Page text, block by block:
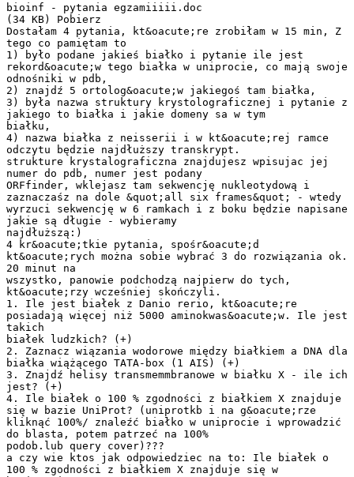
bioinf - pytania egzamiiiii.doc
(34 KB) Pobierz
Dostałam 4 pytania, kt&oacute;re zrobiłam w 15 min, Z
tego co pamiętam to
1) było podane jakieś białko i pytanie ile jest
rekord&oacute;w tego białka w uniprocie, co mają swoje
odnośniki w pdb,
2) znajdź 5 ortolog&oacute;w jakiegoś tam białka,
3) była nazwa struktury krystolograficznej i pytanie z
jakiego to białka i jakie domeny sa w tym
białku,
4) nazwa białka z neisserii i w kt&oacute;rej ramce
odczytu będzie najdłuższy transkrypt.
strukture krystalograficzna znajdujesz wpisujac jej
numer do pdb, numer jest podany
ORFfinder, wklejasz tam sekwencję nukleotydową i
zaznaczaśz na dole &quot;all six frames&quot; - wtedy
wyrzuci sekwencję w 6 ramkach i z boku będzie napisane
jakie są długie - wybieramy
najdłuższą:)
4 kr&oacute;tkie pytania, spośr&oacute;d
kt&oacute;rych można sobie wybrać 3 do rozwiązania ok.
20 minut na
wszystko, panowie podchodzą najpierw do tych,
kt&oacute;rzy wcześniej skończyli.
1. Ile jest białek z Danio rerio, kt&oacute;re
posiadają więcej niż 5000 aminokwas&oacute;w. Ile jest
takich
białek ludzkich? (+)
2. Zaznacz wiązania wodorowe między białkiem a DNA dla
białka wiążącego TATA-box (1 AIS) (+)
3. Znajdź helisy transmemmbranowe w białku X - ile ich
jest? (+)
4. Ile białek o 100 % zgodności z białkiem X znajduje
się w bazie UniProt? (uniprotkb i na g&oacute;rze
kliknąć 100%/ znaleźć białko w uniprocie i wprowadzić
do blasta, potem patrzeć na 100%
podob.lub query cover)???
a czy wie ktos jak odpowiedziec na to: Ile białek o
100 % zgodności z białkiem X znajduje się w